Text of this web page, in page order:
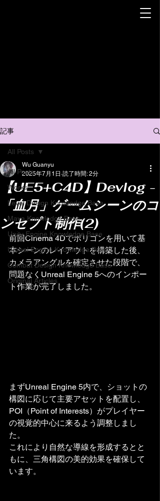
記事
All Posts
Works
Level Design Knowledge Base
Maya Knowledge Base
Unity Engine Knowledge Base
Unreal Engine Knowledge Base
Combat Design Knowledge Base
Original Articles
All Posts
【UE5+C4D】Devlog -
「血月」ゲームシーンのコ
ンセプト制作(2)
Wu Guanyu
2025年7月1日 読了時間: 2分
前回Cinema 4Dでポリゴンを用いて基
本シーンのレイアウトを構築した後、
カメラアングルを確定させた段階で、
問題なくUnreal Engine 5へのインポー
ト作業が完了しました。
まずUnreal Engine 5内で、ショットの
構図に応じて主要アセットを配置し、
POI（Point of Interests）がプレイヤー
の視覚的中心に来るよう調整しまし
た。
これにより自然な導線を形成するとと
もに、三角構図の美的効果を確保して
います。